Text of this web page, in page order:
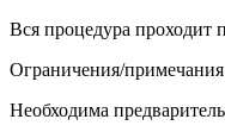
Вся процедура проходит
Ограничения/примечания
Необходима